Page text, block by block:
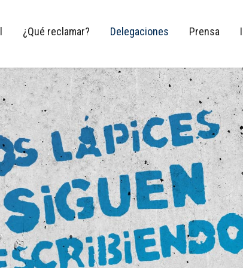
¿Qué reclamar? Delegaciones Prensa